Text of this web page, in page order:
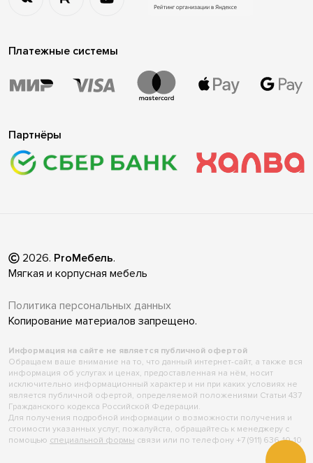
Платежные системы
Партнёры
2026. ProМебель.
Мягкая и корпусная мебель
Политика персональных данных
Копирование материалов запрещено.
Информация на сайте не является публичной офертой
Обращаем ваше внимание на то, что данный интернет-сайт, а также вся
информация об услугах и ценах, предоставленная на нём, носит
исключительно информационный характер и ни при каких условиях не
является публичной офертой, определяемой положениями Статьи 437
Гражданского кодекса Российской Федерации.
Для получения подробной информации о возможности получения и
стоимости указанных услуг, пожалуйста, обращайтесь к менеджеру с
помощью специальной формы связи или по телефону +7 (911) 636-10-10